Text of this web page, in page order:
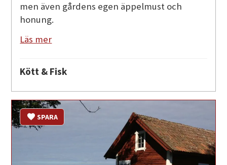
men även gårdens egen äppelmust och
honung.
Läs mer
Kött & Fisk
SPARA